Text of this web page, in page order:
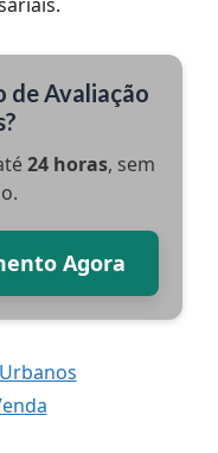
de Avaliação
24 horas, sem
Agora